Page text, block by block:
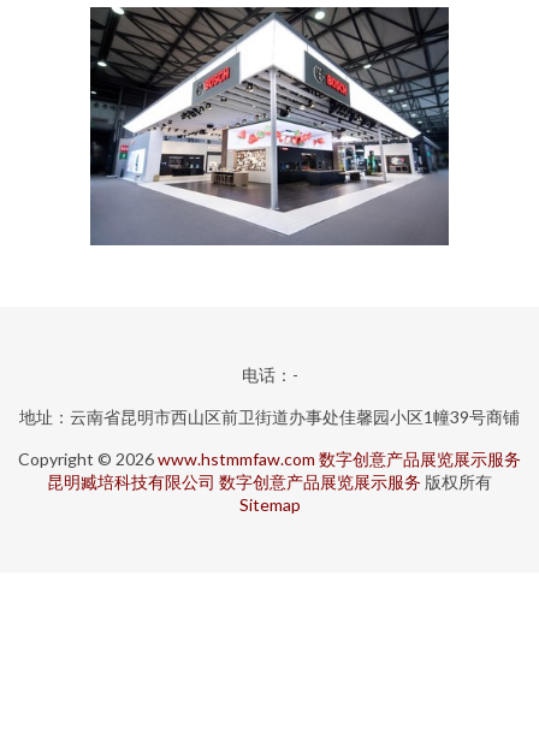
电话：-
地址：云南省昆明市西山区前卫街道办事处佳馨园小区1幢39号商铺
Copyright © 2026www.hstmmfaw.com 数字创意产品展览展示服务
昆明臧培科技有限公司 数字创意产品展览展示服务 版权所有
Sitemap